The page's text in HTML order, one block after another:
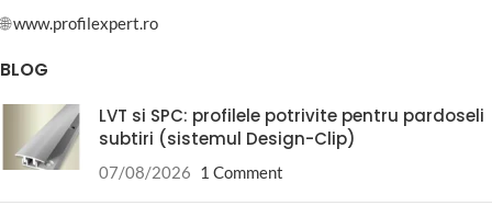
🌐www.profilexpert.ro
BLOG
LVT si SPC: profilele potrivite pentru pardoseli
subtiri (sistemul Design-Clip)
07/08/2026 1 Comment